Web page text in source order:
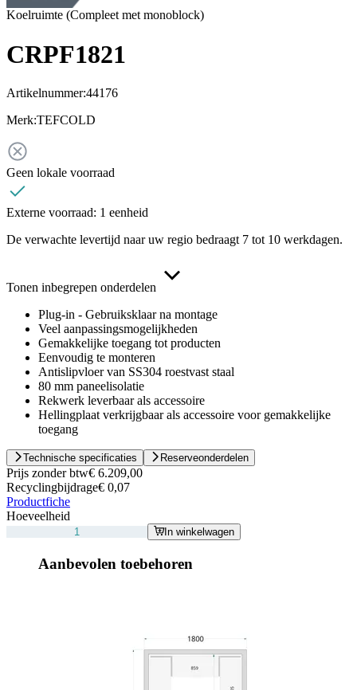
Koelruimte (Compleet met monoblock)
CRPF1821
Artikelnummer:44176
Merk:TEFCOLD
Geen lokale voorraad
Externe voorraad: 1 eenheid
De verwachte levertijd naar uw regio bedraagt 7 tot 10 werkdagen.
Tonen inbegrepen onderdelen
Plug-in - Gebruiksklaar na montage
Veel aanpassingsmogelijkheden
Gemakkelijke toegang tot producten
Eenvoudig te monteren
Antislipvloer van SS304 roestvast staal
80 mm paneelisolatie
Rekwerk leverbaar als accessoire
Hellingplaat verkrijgbaar als accessoire voor gemakkelijke
toegang
Technische specificaties Reserveonderdelen
Prijs zonder btw€ 6.209,00
Recyclingbijdrage€ 0,07
Productfiche
Hoeveelheid
In winkelwagen
Aanbevolen toebehoren